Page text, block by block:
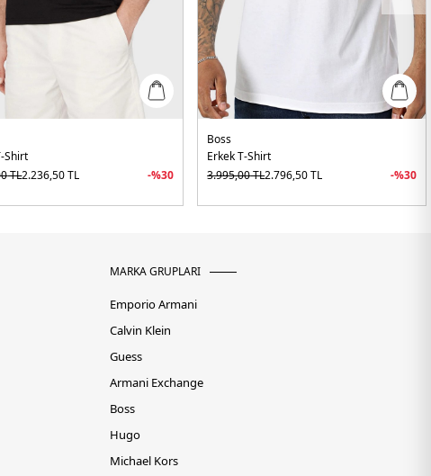
Shirt
TL2.236,50TL -%30
Boss
Erkek T-Shirt
3.995,00TL2.796,50TL -%30
MARKA GRUPLARI
Emporio Armani
Calvin Klein
Guess
Armani Exchange
Boss
Hugo
Michael Kors